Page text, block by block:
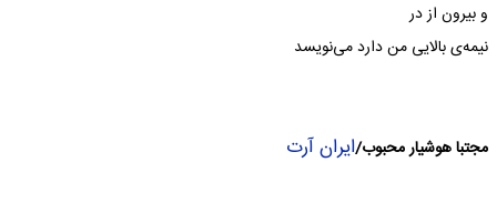
و بیرون از در
نیمه‌ی بالایی من دارد می‌نویسد
مجتبا هوشیار محبوب/ایران آرت